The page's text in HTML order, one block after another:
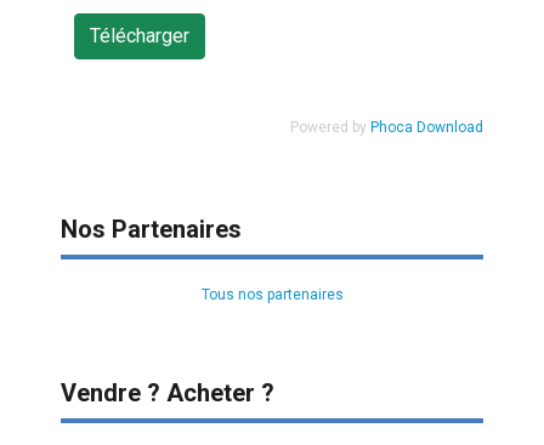
Powered by Phoca Download
Nos Partenaires
Tous nos partenaires
Vendre ? Acheter ?